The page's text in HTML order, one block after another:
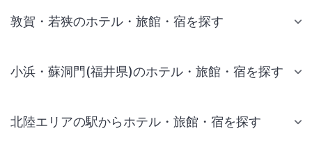
敦賀・若狭のホテル・旅館・宿を探す
小浜・蘇洞門(福井県)のホテル・旅館・宿を探す
北陸エリアの駅からホテル・旅館・宿を探す